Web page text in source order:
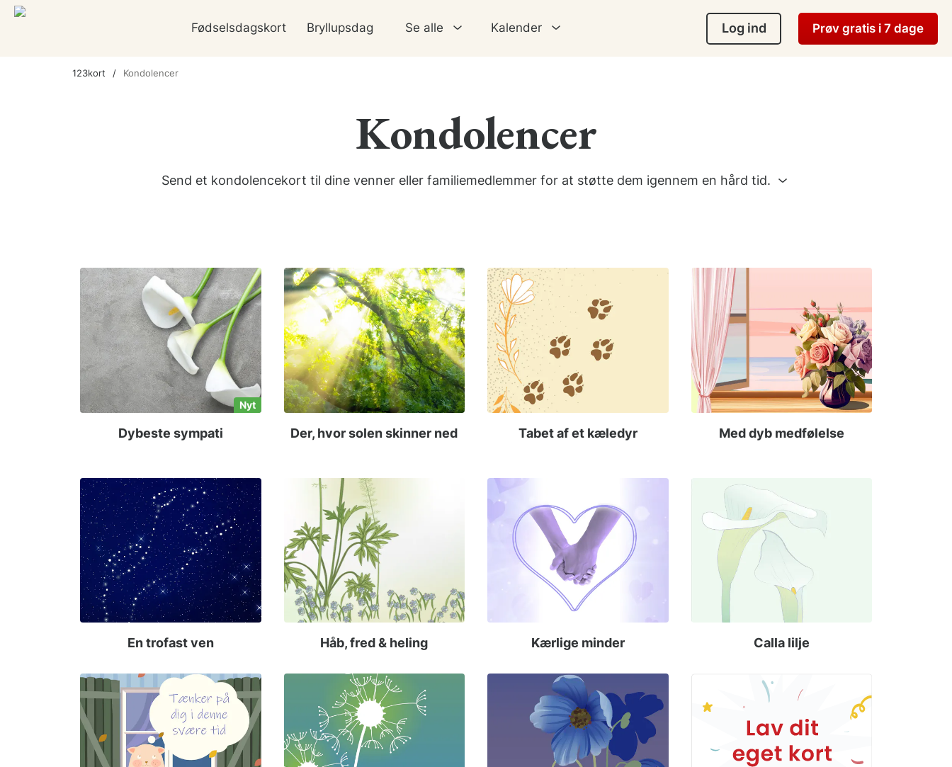
Fødselsdagskort Bryllupsdag Se alle Kalender Log ind Prøv gratis i 7 dage
123kort Kondolencer
Kondolencer
Send et kondolencekort til dine venner eller familiemedlemmer for at støtte dem igennem en hård tid.
Nyt
Dybeste sympati Der, hvor solen skinner ned Tabet af et kæledyr Med dyb medfølelse
En trofast ven Håb, fred & heling Kærlige minder Calla lilje